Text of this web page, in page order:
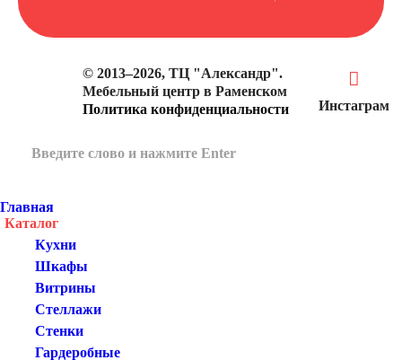
© 2013–2026, ТЦ "Александр".
Мебельный центр в Раменском
Политика конфиденциальности
Инстаграм
Главная
Каталог
Кухни
Шкафы
Витрины
Стеллажи
Стенки
Гардеробные